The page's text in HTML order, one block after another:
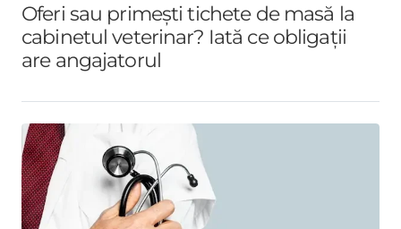
Oferi sau primești tichete de masă la
cabinetul veterinar? Iată ce obligații
are angajatorul